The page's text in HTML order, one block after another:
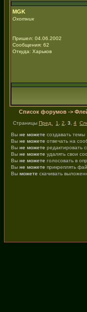
MGK
Охотник
Пришел: 04.06.2002
Сообщения: 62
Откуда: Харьков
Список форумов ->
Страницы Пред. 1 2 3 4
Вы не можете создавать темы
Вы не можете отвечать на
Вы не можете редактировать
Вы не можете удалять свои
Вы не можете голосовать в
Вы не можете прикреплять
Вы можете скачивать